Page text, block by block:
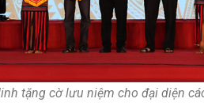
tặng cờ lưu niệm cho đại diện